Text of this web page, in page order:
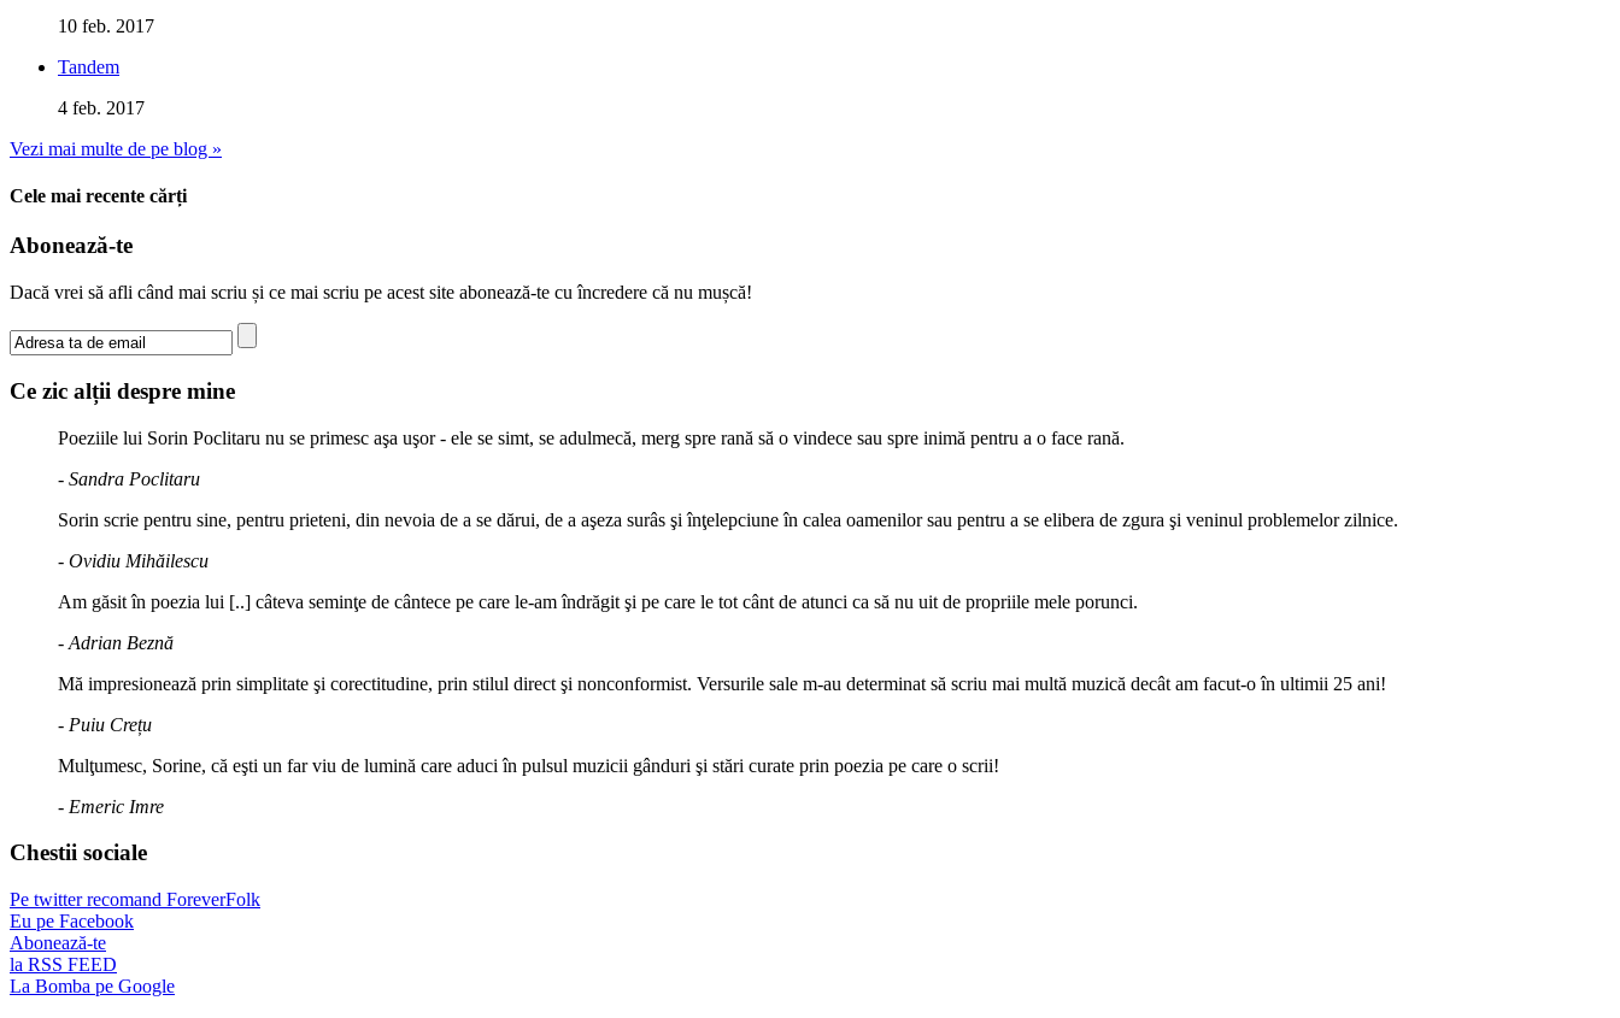
10 feb. 2017
Tandem
4 feb. 2017
Vezi mai multe de pe blog »
Cele mai recente cărți
Abonează-te
Dacă vrei să afli când mai scriu și ce mai scriu pe acest site abonează-te cu încredere că nu mușcă!
Ce zic alții despre mine
Poeziile lui Sorin Poclitaru nu se primesc aşa uşor - ele se simt, se adulmecă, merg spre rană să o vindece sau spre inimă pentru a o face rană.
- Sandra Poclitaru
Sorin scrie pentru sine, pentru prieteni, din nevoia de a se dărui, de a aşeza surâs şi înţelepciune în calea oamenilor sau pentru a se elibera de zgura şi veninul problemelor zilnice.
- Ovidiu Mihăilescu
Am găsit în poezia lui [..] câteva seminţe de cântece pe care le-am îndrăgit şi pe care le tot cânt de atunci ca să nu uit de propriile mele porunci.
- Adrian Beznă
Mă impresionează prin simplitate şi corectitudine, prin stilul direct şi nonconformist. Versurile sale m-au determinat să scriu mai multă muzică decât am facut-o în ultimii 25 ani!
- Puiu Crețu
Mulţumesc, Sorine, că eşti un far viu de lumină care aduci în pulsul muzicii gânduri şi stări curate prin poezia pe care o scrii!
- Emeric Imre
Chestii sociale
Pe twitter recomand ForeverFolk
Eu pe Facebook
Abonează-te
la RSS FEED
La Bomba pe Google